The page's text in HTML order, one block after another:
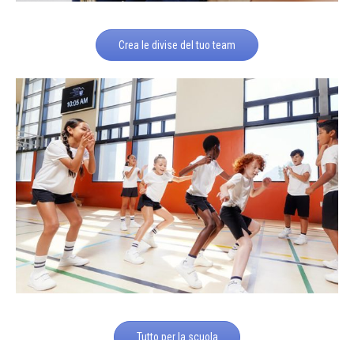
Crea le divise del tuo team
Tutto per la scuola